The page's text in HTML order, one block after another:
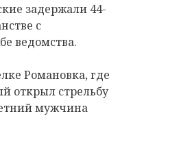
задержали 44-
с
ведомства.
Романовка, где
открыл стрельбу
мужчина